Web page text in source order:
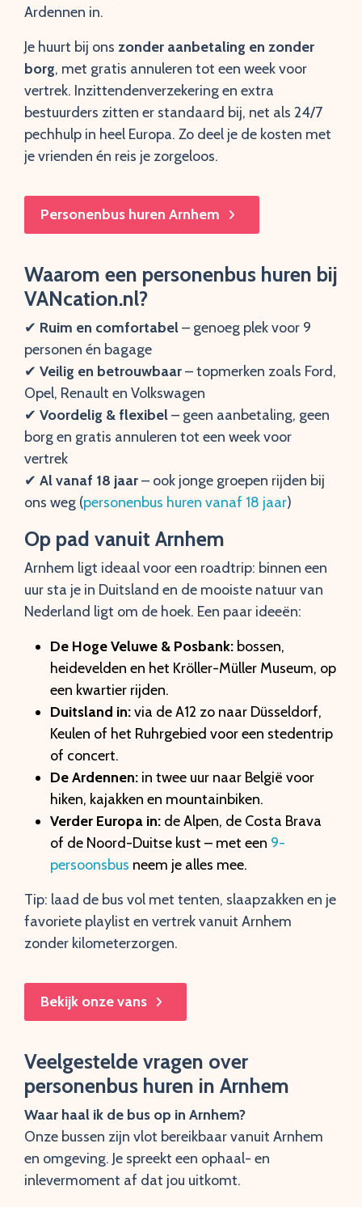
Ardennen in.
Je huurt bij ons zonder aanbetaling en zonder
borg, met gratis annuleren tot een week voor
vertrek. Inzittendenverzekering en extra
bestuurders zitten er standaard bij, net als 24/7
pechhulp in heel Europa. Zo deel je de kosten met
je vrienden én reis je zorgeloos.
Personenbus huren Arnhem
Waarom een personenbus huren bij
VANcation.nl?
✔︎ Ruim en comfortabel– genoeg plek voor 9
personen én bagage
✔︎ Veilig en betrouwbaar– topmerken zoals Ford,
Opel, Renault en Volkswagen
✔︎ Voordelig & flexibel– geen aanbetaling, geen
borg en gratis annuleren tot een week voor
vertrek
✔︎ Al vanaf 18 jaar– ook jonge groepen rijden bij
ons weg (personenbus huren vanaf 18 jaar)
Op pad vanuit Arnhem
Arnhem ligt ideaal voor een roadtrip: binnen een
uur sta je in Duitsland en de mooiste natuur van
Nederland ligt om de hoek. Een paar ideeën:
De Hoge Veluwe & Posbank: bossen,
heidevelden en het Kröller-Müller Museum, op
een kwartier rijden.
Duitsland in:via de A12 zo naar Düsseldorf,
Keulen of het Ruhrgebied voor een stedentrip
of concert.
De Ardennen: in twee uur naar België voor
hiken, kajakken en mountainbiken.
Verder Europa in: de Alpen, de Costa Brava
of de Noord-Duitse kust – met een 9-
persoonsbus neem je alles mee.
Tip: laad de bus vol met tenten, slaapzakken en je
favoriete playlist en vertrek vanuit Arnhem
zonder kilometerzorgen.
Bekijk onze vans
Veelgestelde vragen over
personenbus huren in Arnhem
Waar haal ik de bus op in Arnhem?
Onze bussen zijn vlot bereikbaar vanuit Arnhem
en omgeving. Je spreekt een ophaal- en
inlevermoment af dat jou uitkomt.